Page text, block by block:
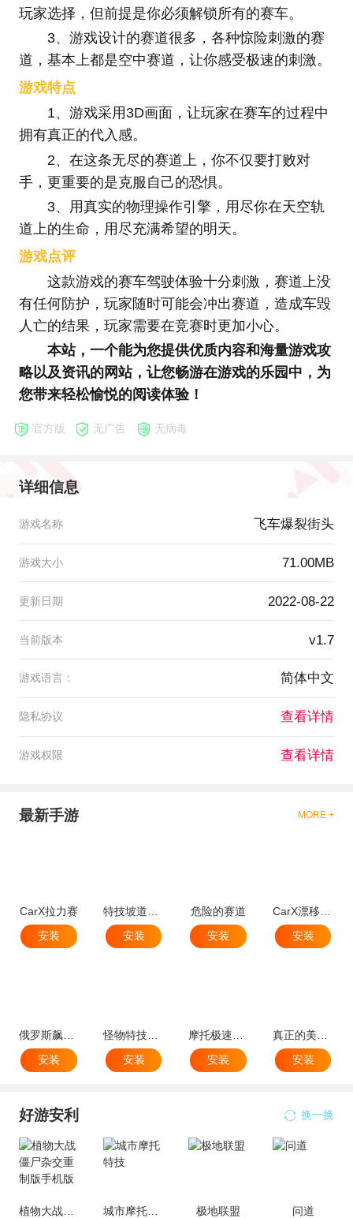
玩家选择，但前提是你必须解锁所有的赛车。
3、游戏设计的赛道很多，各种惊险刺激的赛
道，基本上都是空中赛道，让你感受极速的刺激。
游戏特点
1、游戏采用3D画面，让玩家在赛车的过程中
拥有真正的代入感。
2、在这条无尽的赛道上，你不仅要打败对
手，更重要的是克服自己的恐惧。
3、用真实的物理操作引擎，用尽你在天空轨
道上的生命，用尽充满希望的明天。
游戏点评
这款游戏的赛车驾驶体验十分刺激，赛道上没
有任何防护，玩家随时可能会冲出赛道，造成车毁
人亡的结果，玩家需要在竞赛时更加小心。
本站，一个能为您提供优质内容和海量游戏攻
略以及资讯的网站，让您畅游在游戏的乐园中，为
您带来轻松愉悦的阅读体验！
官方版 无广告 无病毒
详细信息
游戏名称 飞车爆裂街头
游戏大小 71.00MB
更新日期 2022-08-22
当前版本 v1.7
游戏语言： 简体中文
隐私协议 查看详情
游戏权限 查看详情
最新手游 MORE +
CarX拉力赛
安装
安装
危险的赛道
安装
安装
俄罗斯飙车模拟器3D
安装
安装
安装
安装
好游安利 换一换
植物大战僵尸杂交重制版手机版 极地联盟 问道